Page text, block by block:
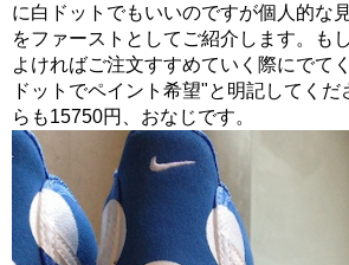
に白ドットでもいいのですが個人的な
をファーストとしてご紹介します。も
よければご注文すすめていく際にでて
ドットでペイント希望"と明記してくだ
らも15750円、おなじです。